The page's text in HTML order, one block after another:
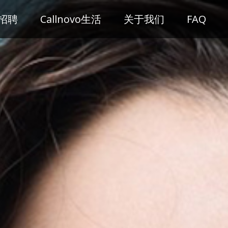
聘 Callnovo生活 关于我们 FAQ